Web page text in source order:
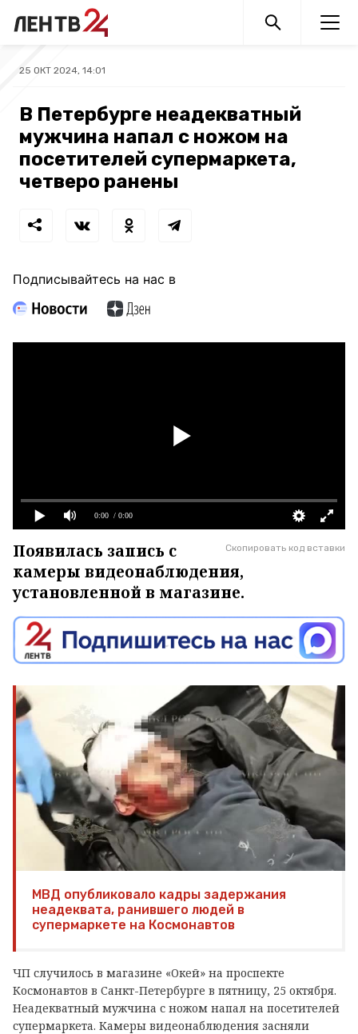
25 ОКТ 2024, 14:01
В Петербурге неадекватный
мужчина напал с ножом на
посетителей супермаркета,
четверо ранены
Подписывайтесь на нас в
0:00 / 0:00
Скопировать код вставки
Появилась запись с
камеры видеонаблюдения,
установленной в магазине.
МВД опубликовало кадры задержания
неадеквата, ранившего людей в
супермаркете на Космонавтов
ЧП случилось в магазине «Окей» на проспекте
Космонавтов в Санкт-Петербурге в пятницу, 25 октября.
Неадекватный мужчина с ножом напал на посетителей
супермаркета. Камеры видеонаблюдения засняли